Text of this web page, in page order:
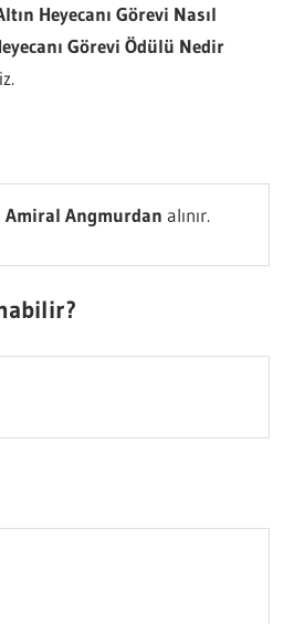
Heyecanı Görevi Nasıl
Görevi Ödülü Nedir
Amiral Angmurdanalınır.